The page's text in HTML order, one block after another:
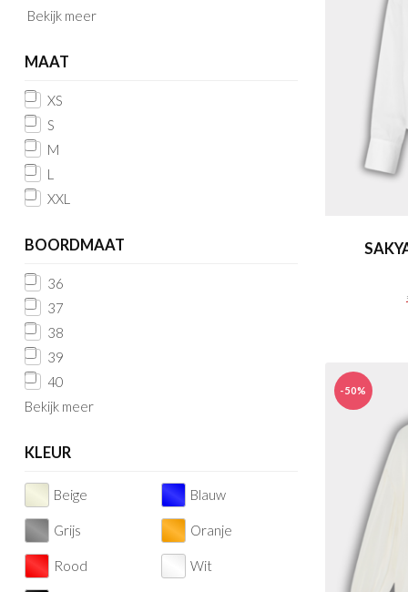
Bekijk meer
MAAT
XS
S
M
L
XXL
BOORDMAAT
36
37
38
39
40
Bekijk meer
KLEUR
Beige Blauw
Grijs Oranje
Rood Wit
-50%